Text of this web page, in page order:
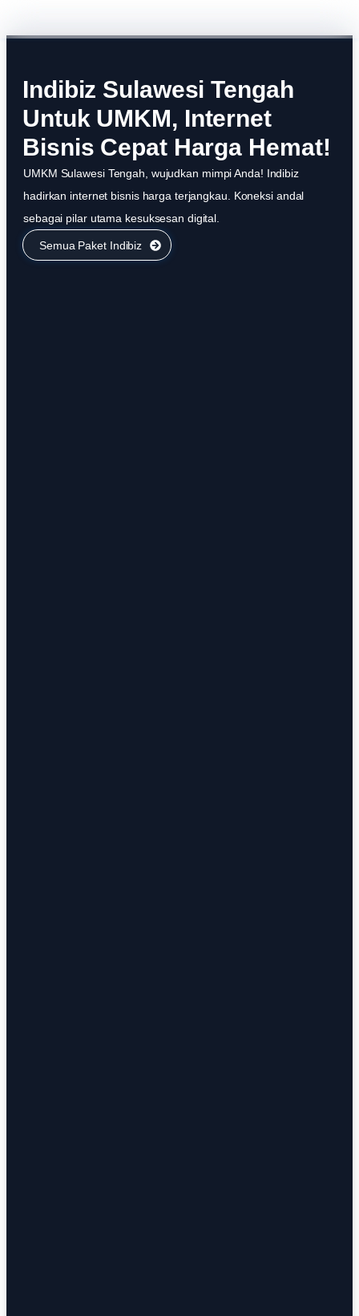
Indibiz Sulawesi Tengah
Untuk UMKM, Internet
Bisnis Cepat Harga Hemat!
UMKM Sulawesi Tengah, wujudkan mimpi Anda! Indibiz
hadirkan internet bisnis harga terjangkau. Koneksi andal
sebagai pilar utama kesuksesan digital.
Semua Paket Indibiz